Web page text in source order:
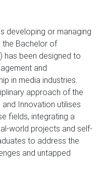
developing or managing
the Bachelor of
has been designed to
and
in media industries.
approach of the
Innovation utilises
fields, integrating a
world projects and self-
to address the
and untapped